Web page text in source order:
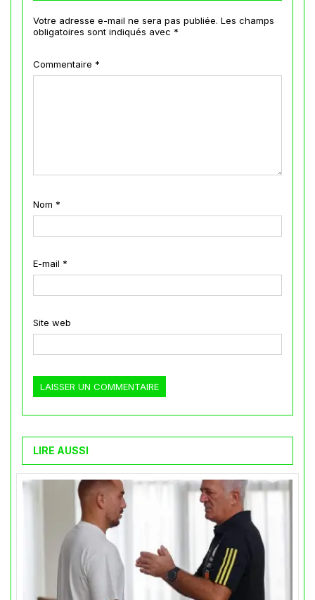
Votre adresse e-mail ne sera pas publiée. Les champs
obligatoires sont indiqués avec *
Commentaire *
Nom *
E-mail *
Site web
LIRE AUSSI